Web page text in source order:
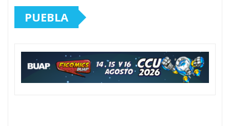
PUEBLA